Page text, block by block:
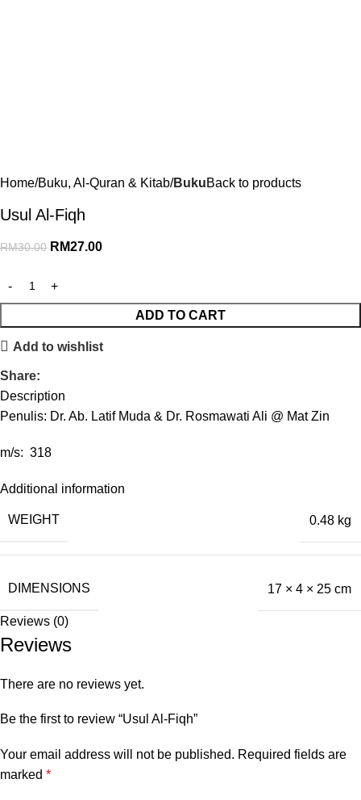
Home Buku, Al-Quran & Kitab BukuBack to products
Usul Al-Fiqh
RM30.00 RM27.00
ADD TO CART
Add to wishlist
Share:
Description
Penulis: Dr. Ab. Latif Muda & Dr. Rosmawati Ali @ Mat Zin
m/s: 318
Additional information
WEIGHT 0.48 kg
DIMENSIONS 17 × 4 × 25 cm
Reviews (0)
Reviews
There are no reviews yet.
Be the first to review “Usul Al-Fiqh”
Your email address will not be published. Required fields are
marked *